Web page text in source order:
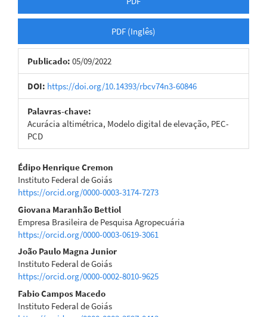
PDF (Inglês)
Publicado: 05/09/2022
DOI: https://doi.org/10.14393/rbcv74n3-60846
Palavras-chave:
Acurácia altimétrica, Modelo digital de elevação, PEC-
PCD
Conteúdo
do
artigo
principal
Édipo Henrique Cremon
Instituto Federal de Goiás
https://orcid.org/0000-0003-3174-7273
Giovana Maranhão Bettiol
Empresa Brasileira de Pesquisa Agropecuária
https://orcid.org/0000-0003-0619-3061
João Paulo Magna Junior
Instituto Federal de Goiás
https://orcid.org/0000-0002-8010-9625
Fabio Campos Macedo
Instituto Federal de Goiás